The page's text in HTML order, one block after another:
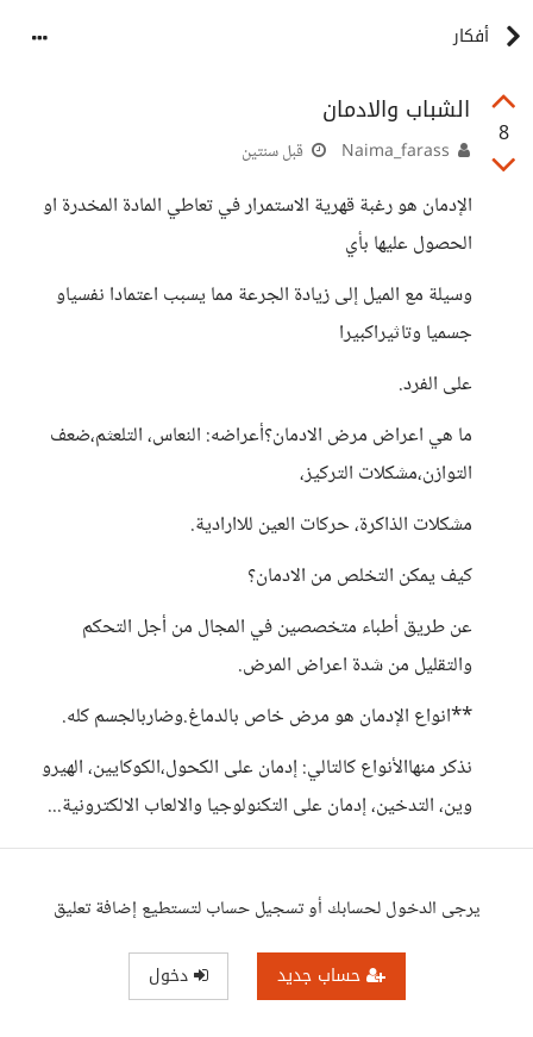
أفكار
8
الشباب والادمان
قبل سنتين
الإدمان هو رغبة قهرية الاستمرار في تعاطي المادة المخدرة او
الحصول عليها بأي
وسيلة مع الميل إلى زيادة الجرعة مما يسبب اعتمادا نفسياو
جسميا وتاثيراكبيرا
على الفرد.
ما هي اعراض مرض الادمان؟أعراضه: النعاس، التلعثم،ضعف
التوازن،مشكلات التركيز،
مشكلات الذاكرة، حركات العين للاارادية.
كيف يمكن التخلص من الادمان؟
عن طريق أطباء متخصصين في المجال من أجل التحكم
والتقليل من شدة اعراض المرض.
**انواع الإدمان هو مرض خاص بالدماغ.وضاربالجسم كله.
نذكر منهاالأنواع كالتالي: إدمان على الكحول،الكوكايين، الهيرو
وين، التدخين، إدمان على التكنولوجيا والالعاب الالكترونية...
يرجى الدخول لحسابك أو تسجيل حساب لتستطيع إضافة تعليق
حساب جديد دخول